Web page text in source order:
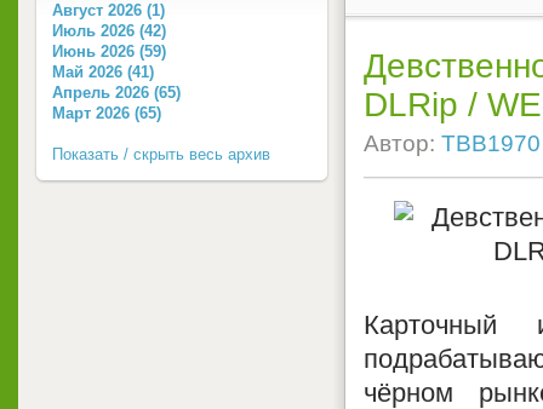
DLRip /
Автор: TBB1970
чёрном
Август 2026 (1)
Июль 2026 (42)
Июнь 2026 (59)
Май 2026 (41)
Апрель 2026 (65)
Март 2026 (65)
Показать / скрыть весь архив